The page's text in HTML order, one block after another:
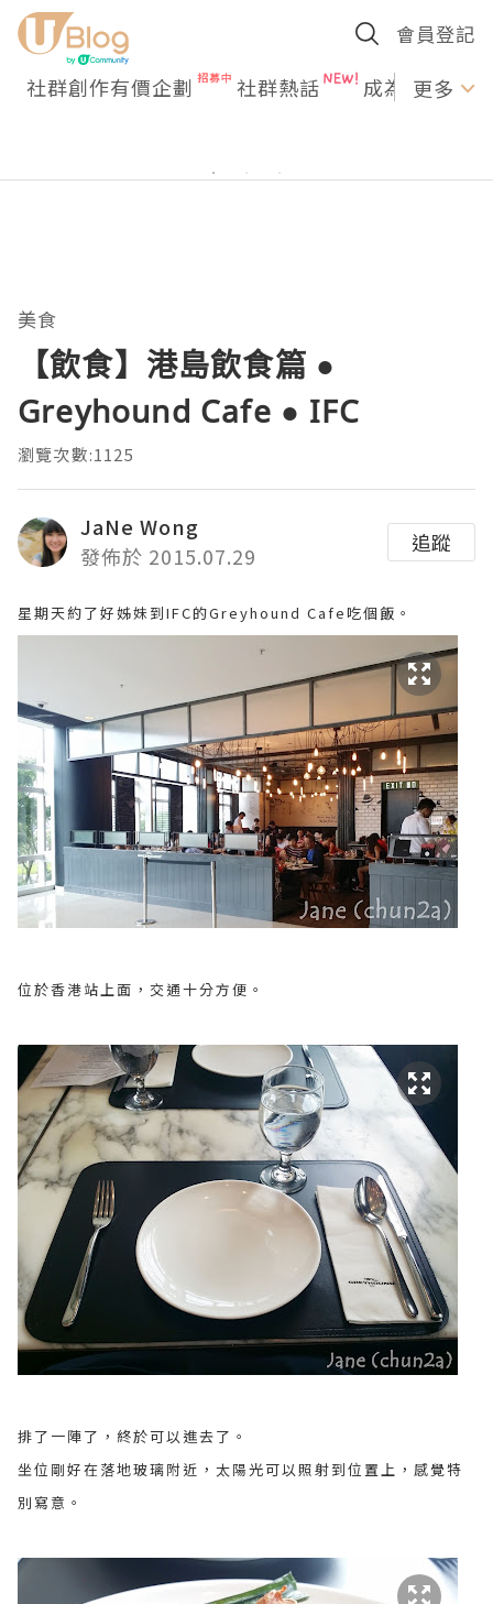
會員登記
社群創作有價企劃 社群熱話 成為U更多
美食
【飲食】港島飲食篇 ●
Greyhound Cafe ● IFC
瀏覽次數:1125
JaNe Wong
發佈於 2015.07.29
追蹤
星期天約了好姊妹到IFC的Greyhound Cafe吃個飯。
位於香港站上面，交通十分方便。
排了一陣了，終於可以進去了。
坐位剛好在落地玻璃附近，太陽光可以照射到位置上，感覺特
別寫意。